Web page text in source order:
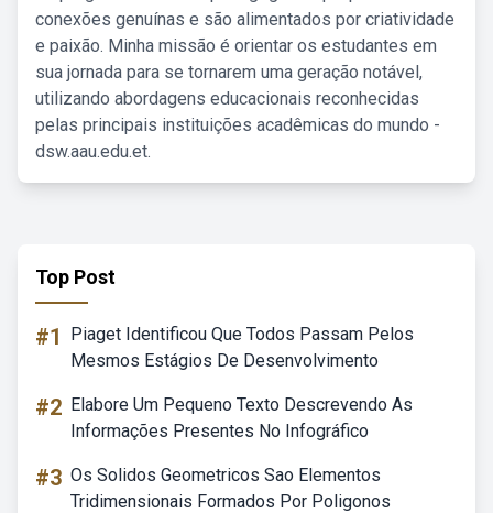
conexões genuínas e são alimentados por criatividade
e paixão. Minha missão é orientar os estudantes em
sua jornada para se tornarem uma geração notável,
utilizando abordagens educacionais reconhecidas
pelas principais instituições acadêmicas do mundo -
dsw.aau.edu.et.
Top Post
#1
Piaget Identificou Que Todos Passam Pelos
Mesmos Estágios De Desenvolvimento
#2 Elabore Um Pequeno Texto Descrevendo As
Informações Presentes No Infográfico
#3 Os Solidos Geometricos Sao Elementos
Tridimensionais Formados Por Poligonos